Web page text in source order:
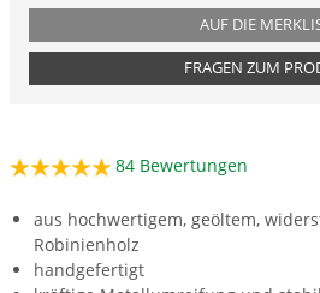
AUF DIE
FRAGEN ZUM
84 Bewertungen
aus hochwertigem, geöltem,
Robinienholz
handgefertigt